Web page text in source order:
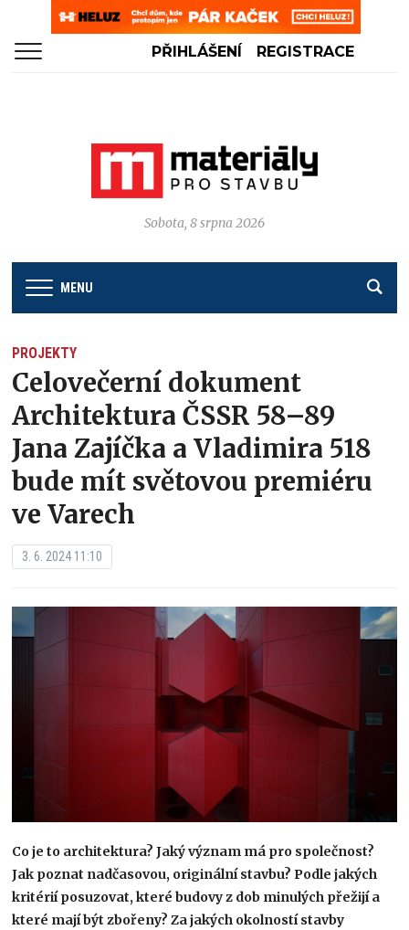
PŘIHLÁŠENÍ REGISTRACE
Sobota, 8 srpna 2026
MENU
PROJEKTY
Celovečerní dokument
Architektura ČSSR 58–89
Jana Zajíčka a Vladimira 518
bude mít světovou premiéru
ve Varech
3. 6. 2024 11:10
Co je to architektura? Jaký význam má pro společnost?
Jak poznat nadčasovou, originální stavbu? Podle jakých
kritérií posuzovat, které budovy z dob minulých přežijí a
které mají být zbořeny? Za jakých okolností stavby